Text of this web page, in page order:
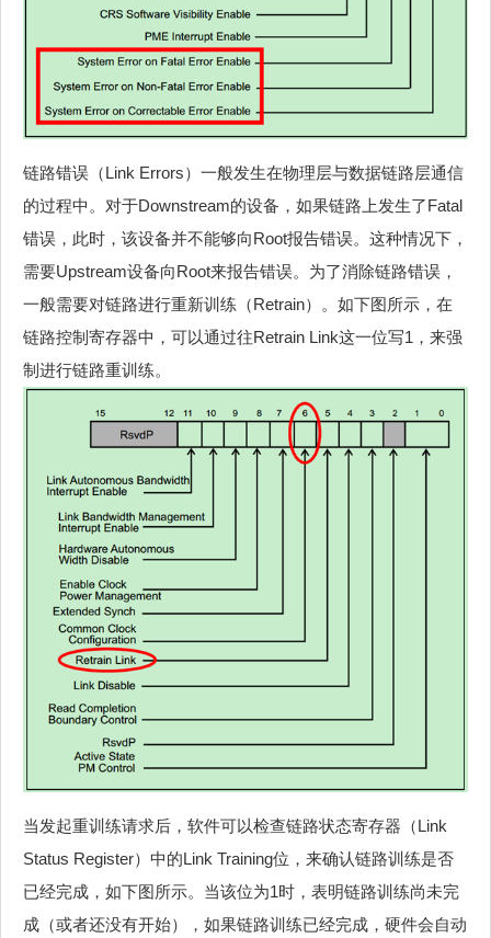
链路错误（Link Errors）一般发生在物理层与数据链路层通信
的过程中。对于Downstream的设备，如果链路上发生了Fatal
错误，此时，该设备并不能够向Root报告错误。这种情况下，
需要Upstream设备向Root来报告错误。为了消除链路错误，
一般需要对链路进行重新训练（Retrain）。如下图所示，在
链路控制寄存器中，可以通过往Retrain Link这一位写1，来强
制进行链路重训练。
当发起重训练请求后，软件可以检查链路状态寄存器（Link
Status Register）中的Link Training位，来确认链路训练是否
已经完成，如下图所示。当该位为1时，表明链路训练尚未完
成（或者还没有开始），如果链路训练已经完成，硬件会自动